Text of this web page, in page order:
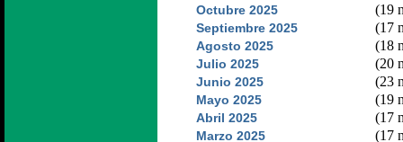
Octubre 2025 (19
Septiembre 2025 (17
Agosto 2025 (18
Julio 2025 (20
Junio 2025 (23
Mayo 2025 (19
Abril 2025 (17
Marzo 2025 (17